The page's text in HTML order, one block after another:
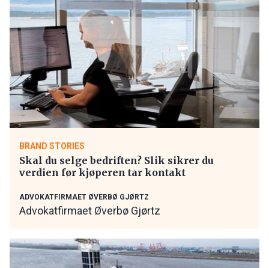
BRAND STORIES
Skal du selge bedriften? Slik sikrer du
verdien før kjøperen tar kontakt
ADVOKATFIRMAET ØVERBØ GJØRTZ
Advokatfirmaet Øverbø Gjørtz